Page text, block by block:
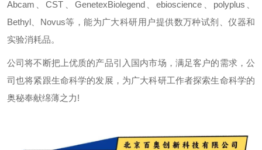
Abcam 、CST GenetexBiolegend、ebioscience polyplus
Bethyl
Novus等，能为广大科研用户提供数万种试剂、仪器和
实验消耗品。
公司将不断把上优质的产品引入国内市场，满足客户的需求，公
司也将紧跟生命科学的发展，为广大科研工作者探索生命科学的
奥秘奉献绵薄之力!